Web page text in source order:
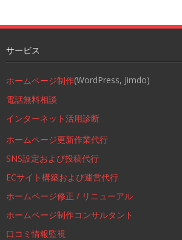
サービス
ホームページ制作(WordPress, Jimdo)
電話無料相談
インターネット活用診断
ホームページ更新作業代行
SNS設定および投稿代行
ECサイト構築および運営代行
ホームページ修正 / リニューアル
ホームページ制作コンサルタント
口コミ情報監視